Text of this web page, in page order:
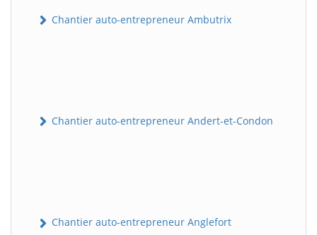
Chantier auto-entrepreneur Ambutrix
Chantier auto-entrepreneur Andert-et-Condon
Chantier auto-entrepreneur Anglefort